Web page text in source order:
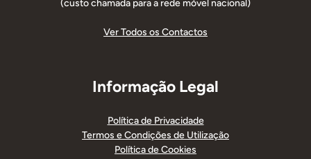
(custo chamada para a rede móvel nacional)
Ver Todos os Contactos
Informação Legal
Política de Privacidade
Termos e Condições de Utilização
Política de Cookies